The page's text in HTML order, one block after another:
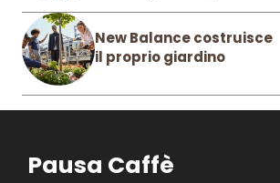
New Balance costruisce
il proprio giardino
Pausa Caffè